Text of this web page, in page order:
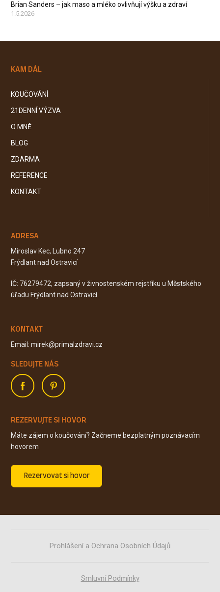
Brian Sanders – jak maso a mléko ovlivňují výšku a zdraví
1.5.2026
KAM DÁL
KOUČOVÁNÍ
21DENNÍ VÝZVA
O MNĚ
BLOG
ZDARMA
REFERENCE
KONTAKT
ADRESA
Miroslav Kec, Lubno 247
Frýdlant nad Ostravicí
IČ: 76279472, zapsaný v živnostenském rejstříku u Městského
úřadu Frýdlant nad Ostravicí.
KONTAKT
Email: mirek@primalzdravi.cz
SLEDUJTE NÁS
REZERVUJTE SI HOVOR
Máte zájem o koučování? Začneme bezplatným poznávacím
hovorem
Rezervovat si hovor
Prohlášení a Ochrana Osobních Údajů
Smluvní Podmínky